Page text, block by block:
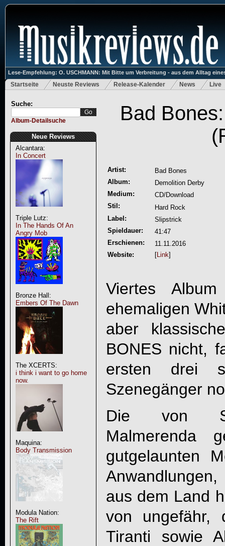
Lese-Empfehlung: O. USCHMANN: Mit Bitte um Verbreitung - aus dem Alltag
Startseite Neuste Reviews Release-Kalender News Live
Suche:
Album-Detailsuche
Neue Reviews
Alcantara:
In Concert
Triple Lutz:
In The Hands Of An
Angry Mob
Bronze Hall:
Embers Of The Dawn
The XCERTS:
i think i want to go home
now.
Maquina:
Body Transmission
Modula Nation:
The Rift
Bad
Artist:
Bad Bones
Album:
Demolition Derby
Medium:
CD/Download
Stil:
Hard Rock
Label:
Slipstrick
Spieldauer:
41:47
Erschienen:
11.11.2016
Website:
[Link]
Viertes
ehemaligen
aber
BONES nicht,
ersten drei
Szenegänger
Die von
Malmerenda
gutgelaunten
aus dem Land
von ungefähr,
Tiranti sowie